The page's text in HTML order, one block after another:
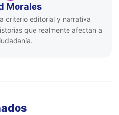
Morales
criterio editorial y narrativa
que realmente afectan a